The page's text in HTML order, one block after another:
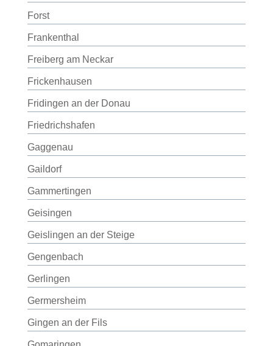
Forst
Frankenthal
Freiberg am Neckar
Frickenhausen
Fridingen an der Donau
Friedrichshafen
Gaggenau
Gaildorf
Gammertingen
Geisingen
Geislingen an der Steige
Gengenbach
Gerlingen
Germersheim
Gingen an der Fils